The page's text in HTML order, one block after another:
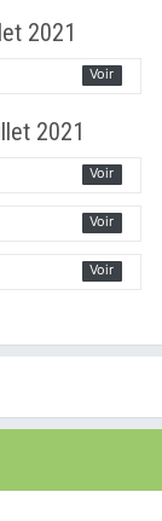
2021
Voir
2021
Voir
Voir
Voir